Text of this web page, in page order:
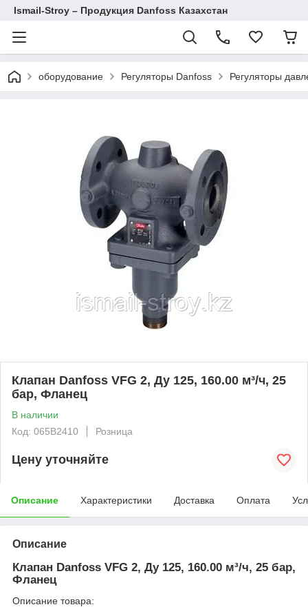
Ismail-Stroy – Продукция Danfoss Казахстан
оборудование Регуляторы Danfoss Регуляторы
Клапан Danfoss VFG 2, Ду 125, 160.00 м³/ч, 25
бар, Фланец
В наличии
Код: 065B2410
Розница
Цену уточняйте
Описание Характеристики Доставка Оплата
Описание
Клапан Danfoss VFG 2, Ду 125, 160.00 м³/ч, 25 бар,
Фланец
Описание товара: